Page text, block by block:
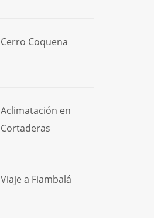
Cerro Coquena
Aclimatación en
Cortaderas
Viaje a Fiambalá